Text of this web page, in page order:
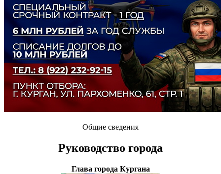
Общие сведения
Руководство города
Глава города Кургана